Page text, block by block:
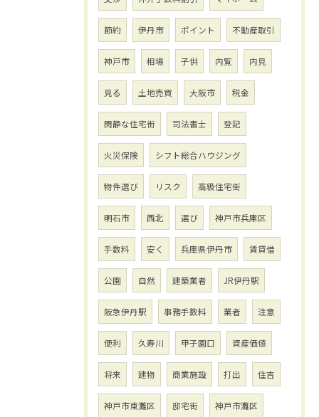
節約 伊丹市 ポイント 不動産取引
神戸市 相場 子供 内覧 内見
見る 土地売買 大阪市 税金
閑静な住宅街 司法書士 登記
火災保険 シフト総合ハウジング
物件選び リスク 高級住宅街
明石市 西北 選び 神戸市兵庫区
手数料 安く 兵庫県伊丹市 賃貸借
公園 自然 建築業者 JR伊丹駅
阪急伊丹駅 事務手数料 業者 注意
便利 久寿川 甲子園口 資産価値
将来 建物 商業施設 打出 住吉
神戸市東灘区 邸宅街 神戸市灘区